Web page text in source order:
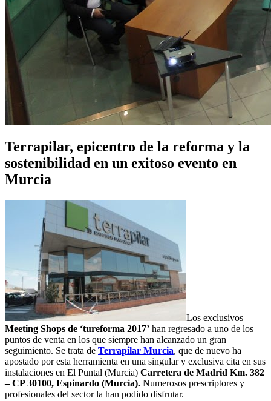
Terrapilar, epicentro de la reforma y la
sostenibilidad en un exitoso evento en
Murcia
Los exclusivos
Meeting Shops de ‘tureforma 2017’ han regresado a uno de los
puntos de venta en los que siempre han alcanzado un gran
seguimiento. Se trata de Terrapilar Murcia, que de nuevo ha
apostado por esta herramienta en una singular y exclusiva cita en sus
instalaciones en El Puntal (Murcia) Carretera de Madrid Km. 382
– CP 30100, Espinardo (Murcia). Numerosos prescriptores y
profesionales del sector la han podido disfrutar.